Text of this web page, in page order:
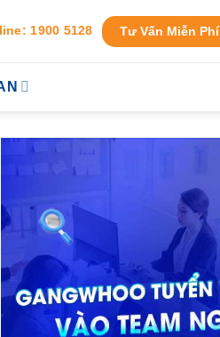
1900 5128 Tư Vấn Miễn Phí